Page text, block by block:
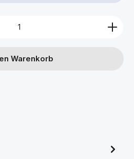
den gewünschten Wert ein
Warenkorb